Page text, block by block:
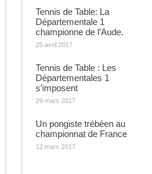
Tennis de Table: La
Départementale 1
championne de l’Aude.
25 avril 2017
Tennis de Table : Les
Départementales 1
s’imposent
29 mars 2017
Un pongiste trébéen au
championnat de France
12 mars 2017